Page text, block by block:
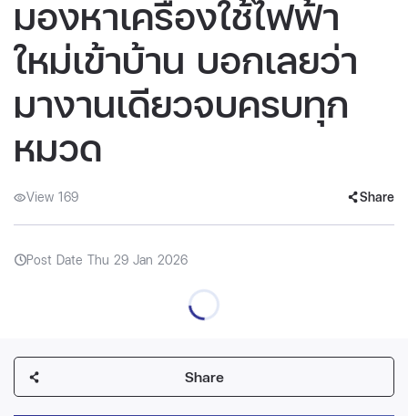
มองหาเครื่องใช้ไฟฟ้า
ใหม่เข้าบ้าน บอกเลยว่า
มางานเดียวจบครบทุก
หมวด
View 169 Share
Post Date Thu 29 Jan 2026
Share